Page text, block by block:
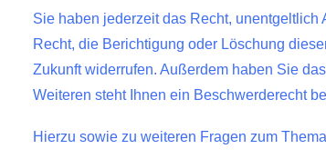
Sie haben jederzeit das Recht,
Recht, die Berichtigung oder Löschung
Zukunft widerrufen. Außerdem haben Sie
Weiteren steht Ihnen ein Beschwerderecht
Hierzu sowie zu weiteren Fragen zum